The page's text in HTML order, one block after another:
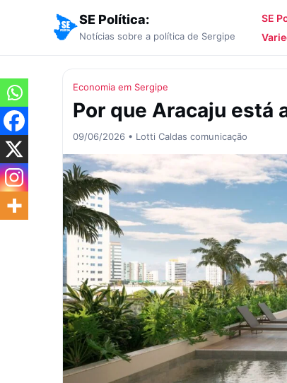
SE Política:
Notícias sobre a política de Sergipe
SE
Economia em Sergipe
Por que Aracaju está
09/06/2026 • Lotti Caldas comunicação